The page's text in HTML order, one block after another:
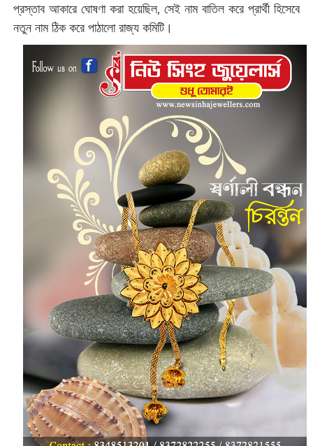
প্রস্তাব আকারে ঘোষণা করা হয়েছিল, সেই নাম বাতিল করে প্রার্থী হিসেবে
নতুন নাম ঠিক করে পাঠালো রাজ্য কমিটি।